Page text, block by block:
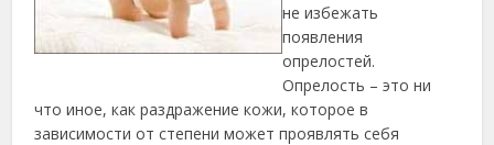
не избежать
появления
опрелостей.
Опрелость – это ни
что иное, как раздражение кожи, которое в
зависимости от степени может проявлять себя